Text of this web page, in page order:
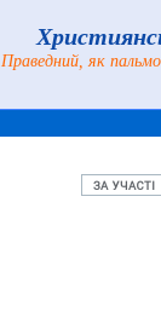
Праведний, як